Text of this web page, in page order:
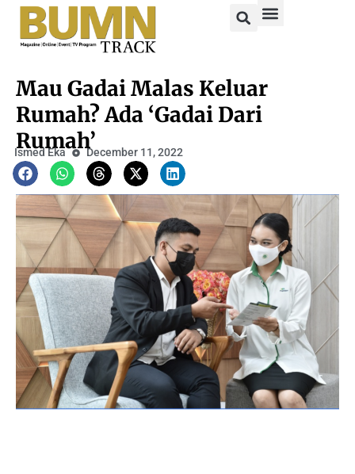
Mau Gadai Malas Keluar
Rumah? Ada ‘Gadai Dari
Rumah’
Ismed Eka December 11, 2022